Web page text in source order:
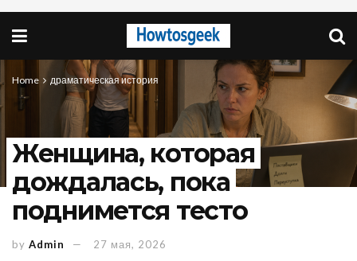
Home драматическая история
Женщина, которая
дождалась, пока
поднимется тесто
by Admin 27 мая, 2026